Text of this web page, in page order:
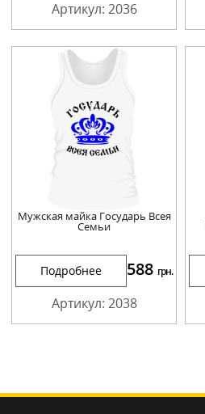
Артикул: 2036
Мужская майка Государь Всея
Семьи
Подробнее 588 грн.
Артикул: 2038